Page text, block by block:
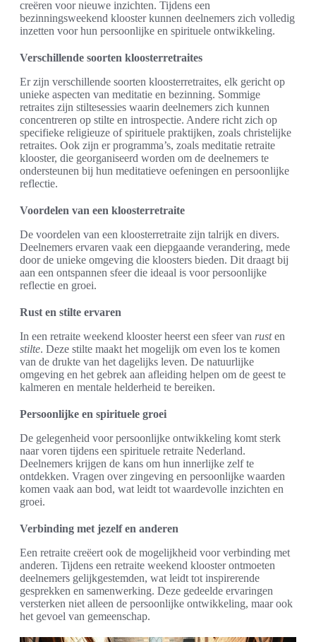
creëren voor nieuwe inzichten. Tijdens een
bezinningsweekend klooster kunnen deelnemers zich volledig
inzetten voor hun persoonlijke en spirituele ontwikkeling.
Verschillende soorten kloosterretraites
Er zijn verschillende soorten kloosterretraites, elk gericht op
unieke aspecten van meditatie en bezinning. Sommige
retraites zijn stiltesessies waarin deelnemers zich kunnen
concentreren op stilte en introspectie. Andere richt zich op
specifieke religieuze of spirituele praktijken, zoals christelijke
retraites. Ook zijn er programma’s, zoals meditatie retraite
klooster, die georganiseerd worden om de deelnemers te
ondersteunen bij hun meditatieve oefeningen en persoonlijke
reflectie.
Voordelen van een kloosterretraite
De voordelen van een kloosterretraite zijn talrijk en divers.
Deelnemers ervaren vaak een diepgaande verandering, mede
door de unieke omgeving die kloosters bieden. Dit draagt bij
aan een ontspannen sfeer die ideaal is voor persoonlijke
reflectie en groei.
Rust en stilte ervaren
In een retraite weekend klooster heerst een sfeer van rusten
stilte. Deze stilte maakt het mogelijk om even los te komen
van de drukte van het dagelijks leven. De natuurlijke
omgeving en het gebrek aan afleiding helpen om de geest te
kalmeren en mentale helderheid te bereiken.
Persoonlijke en spirituele groei
De gelegenheid voor persoonlijke ontwikkeling komt sterk
naar voren tijdens een spirituele retraite Nederland.
Deelnemers krijgen de kans om hun innerlijke zelf te
ontdekken. Vragen over zingeving en persoonlijke waarden
komen vaak aan bod, wat leidt tot waardevolle inzichten en
groei.
Verbinding met jezelf en anderen
Een retraite creëert ook de mogelijkheid voor verbinding met
anderen. Tijdens een retraite weekend klooster ontmoeten
deelnemers gelijkgestemden, wat leidt tot inspirerende
gesprekken en samenwerking. Deze gedeelde ervaringen
versterken niet alleen de persoonlijke ontwikkeling, maar ook
het gevoel van gemeenschap.